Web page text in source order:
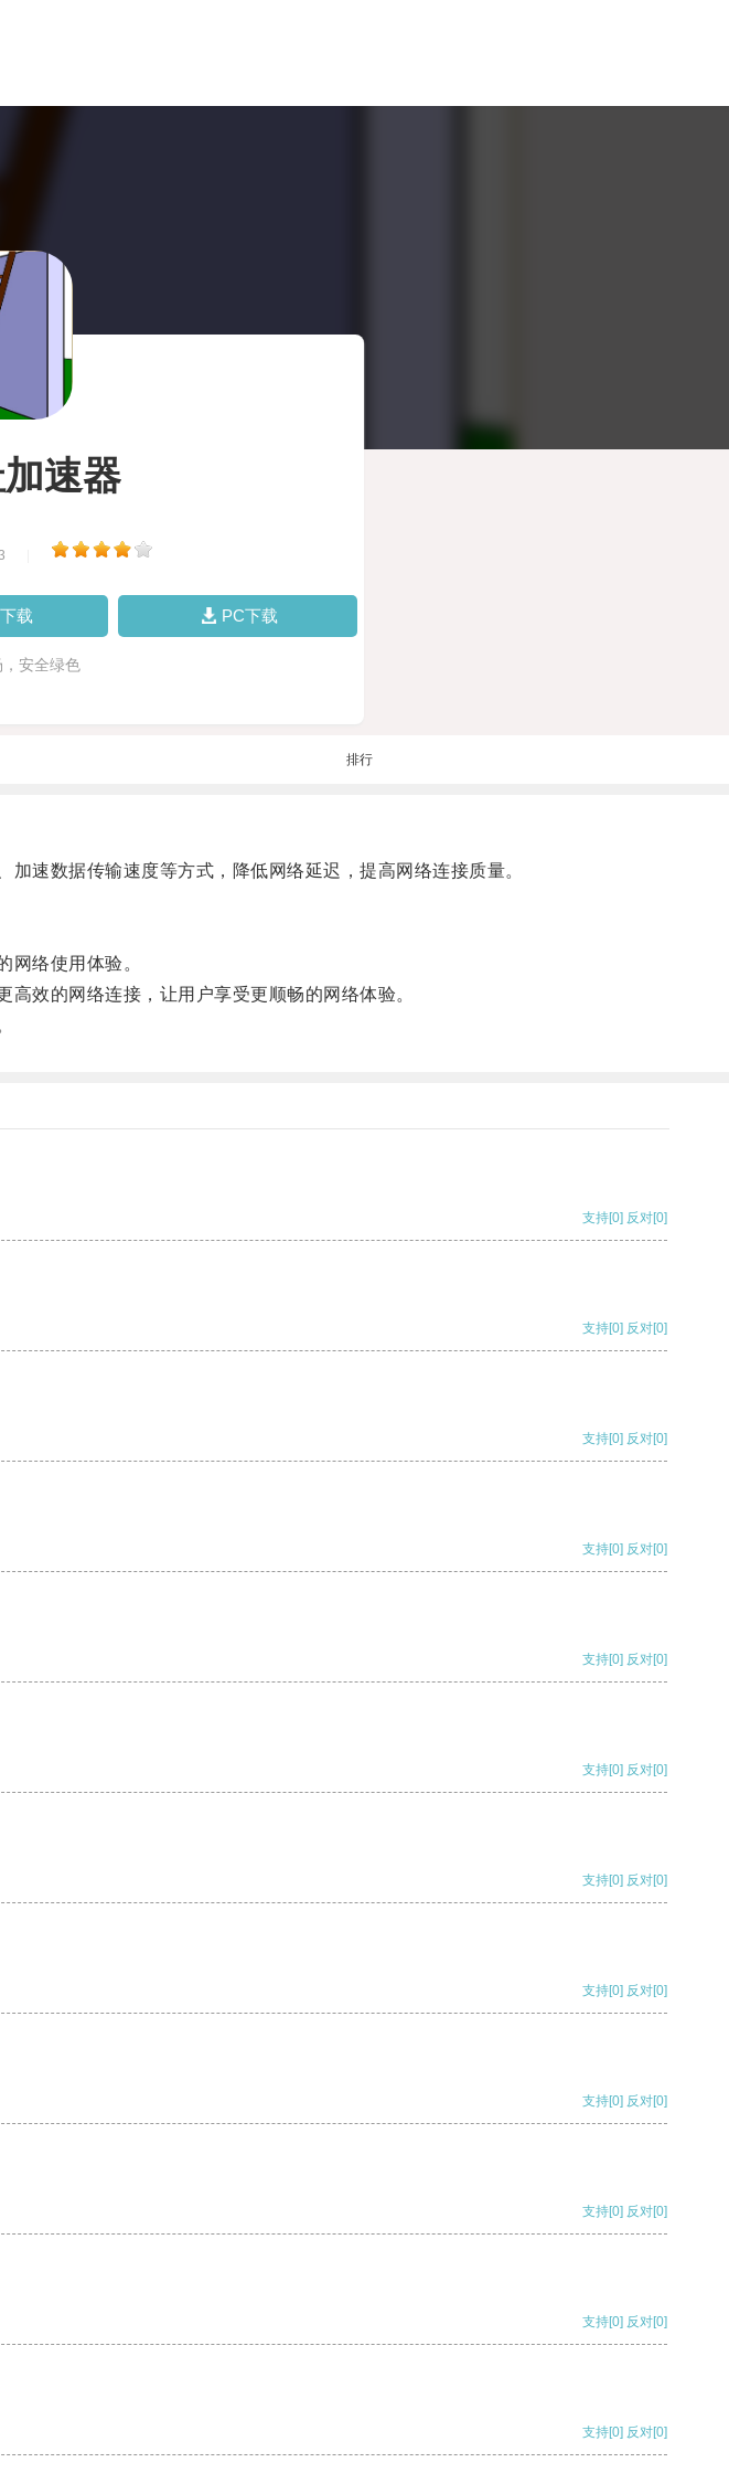
速器
载 PC下载
安全绿色
排行
速数据传输速度等方式，降低网络延迟，提高网络连接质量。
络使用体验。
效的网络连接，让用户享受更顺畅的网络体验。
支持[0] 反对[0]
支持[0] 反对[0]
支持[0] 反对[0]
支持[0] 反对[0]
支持[0] 反对[0]
支持[0] 反对[0]
支持[0] 反对[0]
支持[0] 反对[0]
支持[0] 反对[0]
支持[0] 反对[0]
支持[0] 反对[0]
支持[0] 反对[0]